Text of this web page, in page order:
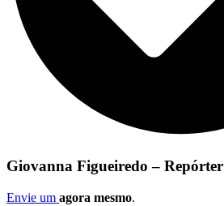
Giovanna Figueiredo – Repórter
Envie um agora mesmo.